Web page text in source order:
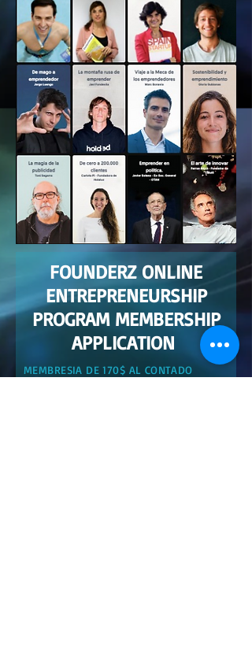
FOUNDERZ ONLINE
ENTREPRENEURSHIP
PROGRAM MEMBERSHIP
APPLICATION
MEMBRESIA DE 170$ AL CONTADO